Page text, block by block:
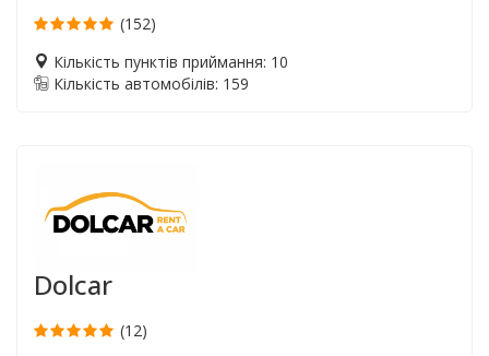
(152)
Кількість пунктів приймання: 10
Кількість автомобілів: 159
Dolcar
(12)